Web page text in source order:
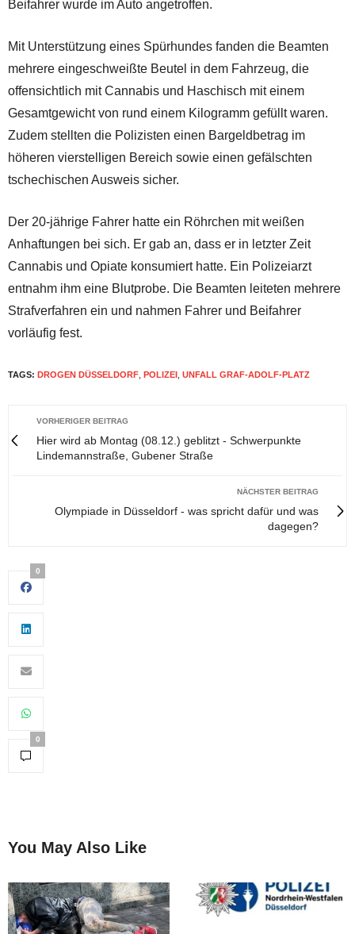
Beifahrer wurde im Auto angetroffen.
Mit Unterstützung eines Spürhundes fanden die Beamten
mehrere eingeschweißte Beutel in dem Fahrzeug, die
offensichtlich mit Cannabis und Haschisch mit einem
Gesamtgewicht von rund einem Kilogramm gefüllt waren.
Zudem stellten die Polizisten einen Bargeldbetrag im
höheren vierstelligen Bereich sowie einen gefälschten
tschechischen Ausweis sicher.
Der 20-jährige Fahrer hatte ein Röhrchen mit weißen
Anhaftungen bei sich. Er gab an, dass er in letzter Zeit
Cannabis und Opiate konsumiert hatte. Ein Polizeiarzt
entnahm ihm eine Blutprobe. Die Beamten leiteten mehrere
Strafverfahren ein und nahmen Fahrer und Beifahrer
vorläufig fest.
TAGS: DROGEN DÜSSELDORF POLIZEI UNFALL GRAF-ADOLF-PLATZ
VORHERIGER BEITRAG
Hier wird ab Montag (08.12.) geblitzt - Schwerpunkte
Lindemannstraße, Gubener Straße
NÄCHSTER BEITRAG
Olympiade in Düsseldorf - was spricht dafür und was
dagegen?
0
0
You May Also Like